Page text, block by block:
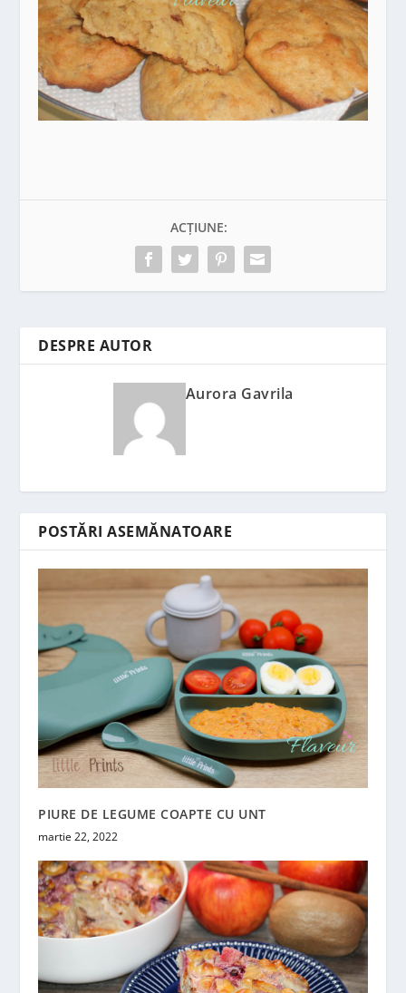
ACȚIUNE:
DESPRE AUTOR
Aurora Gavrila
POSTĂRI ASEMĂNATOARE
PIURE DE LEGUME COAPTE CU UNT
martie 22, 2022